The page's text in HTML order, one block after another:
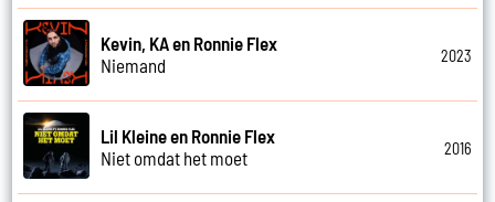
Kevin, KA en Ronnie Flex
Niemand
2023
Lil Kleine en Ronnie Flex
Niet omdat het moet
2016